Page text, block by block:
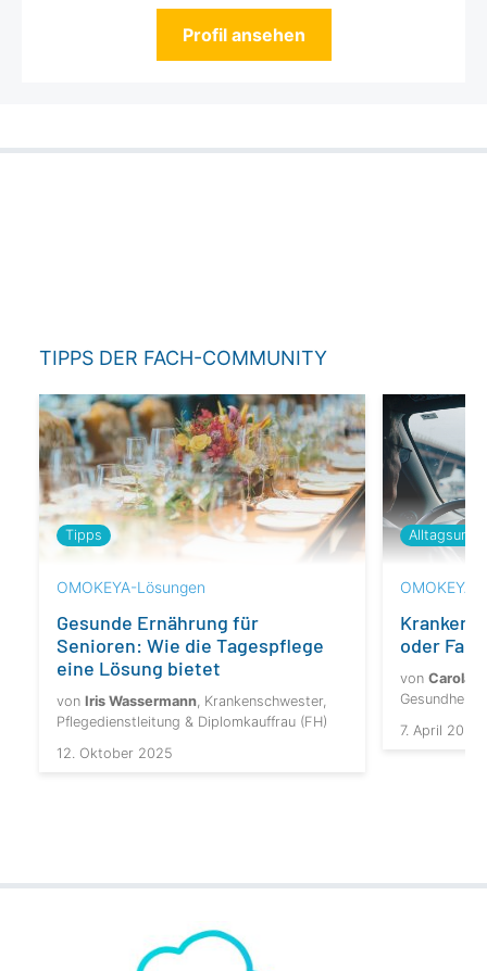
Profil ansehen
TIPPS DER FACH-COMMUNITY
Tipps
OMOKEYA-Lösungen
Gesunde Ernährung für
Senioren: Wie die Tagespflege
eine Lösung bietet
von Iris Wassermann, Krankenschwester,
Pflegedienstleitung & Diplomkauffrau (FH)
12. Oktober 2025
oder
von Carola
7. April 2025